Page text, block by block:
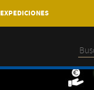
EXPEDICIONES